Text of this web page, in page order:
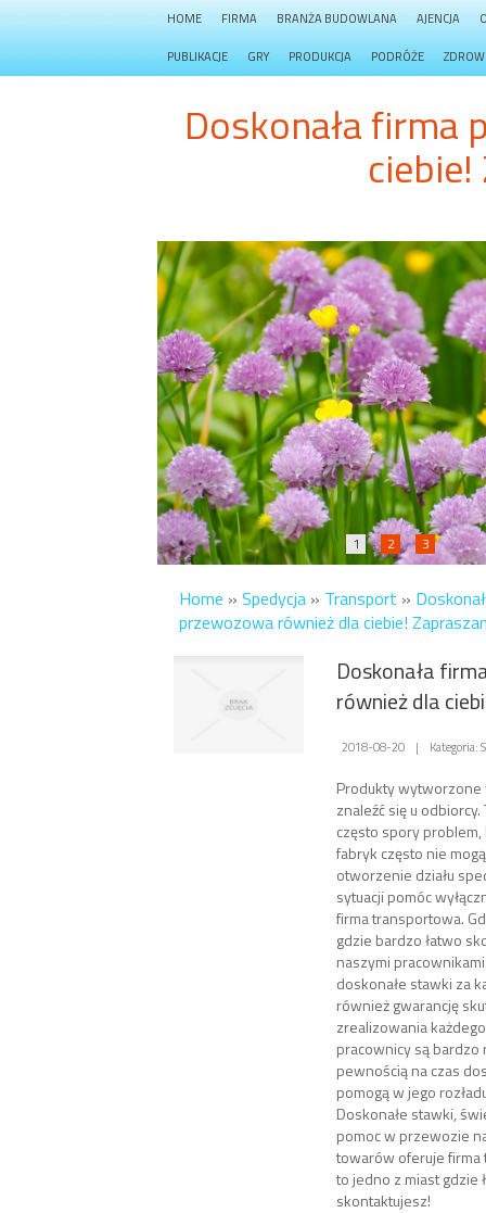
HOME FIRMA BRANŻA BUDOWLANA AJENCJA
PUBLIKACJE GRY PRODUKCJA PODRÓŻE
Doskonała firma
1 2 3
Home » Spedycja » Transport »
przewozowa również dla ciebie!
Doskonała
również dla
2018-08-20 | Kategoria:
Produkty wytworzone
znaleźć się u
często spory
fabryk często nie
otworzenie działu
sytuacji pomóc
firma transportowa.
gdzie bardzo łatwo
naszymi
doskonałe stawki za
również gwarancję
zrealizowania
pracownicy są
pewnością na czas
pomogą w jego
Doskonałe stawki,
pomoc w przewozie
towarów oferuje firma
to jedno z miast gdzie
skontaktujesz!